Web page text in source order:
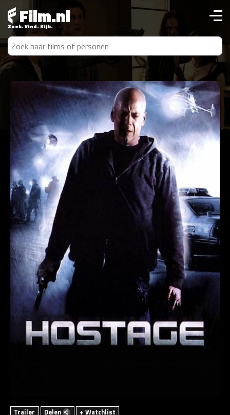
Film.nl
Zoek. Vind. Kijk.
Trailer Delen + Watchlist